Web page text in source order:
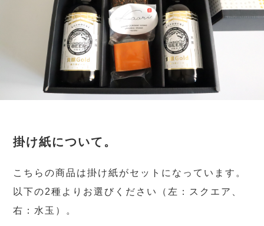
掛け紙について。
こちらの商品は掛け紙がセットになっています。
以下の2種よりお選びください（左：スクエア、
右：水玉）。